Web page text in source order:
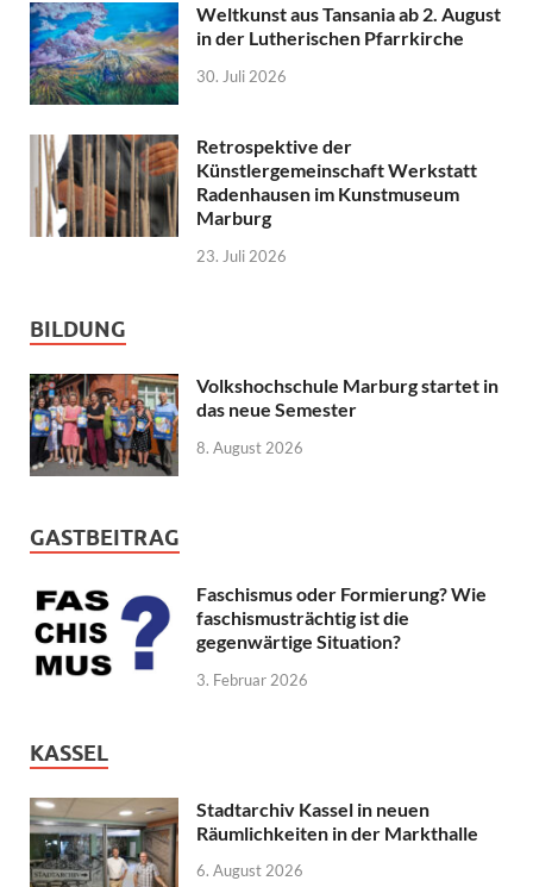
Weltkunst aus Tansania ab 2. August
in der Lutherischen Pfarrkirche
30. Juli 2026
Retrospektive der
Künstlergemeinschaft Werkstatt
Radenhausen im Kunstmuseum
Marburg
23. Juli 2026
BILDUNG
Volkshochschule Marburg startet in
das neue Semester
8. August 2026
GASTBEITRAG
Faschismus oder Formierung? Wie
faschismusträchtig ist die
gegenwärtige Situation?
3. Februar 2026
KASSEL
Stadtarchiv Kassel in neuen
Räumlichkeiten in der Markthalle
6. August 2026